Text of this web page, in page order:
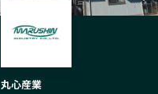
丸心産業